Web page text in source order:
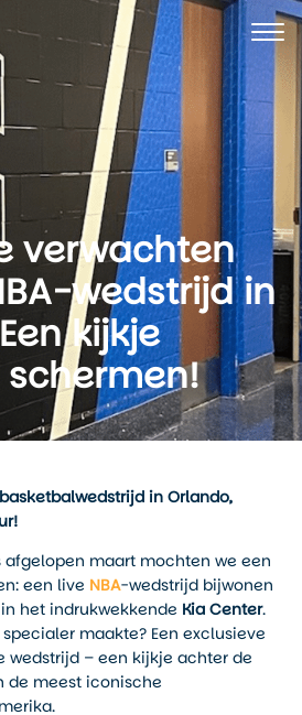
verwachten
wedstrijd in
kijkje
in Orlando,
afgelopen maart mochten we een
een live NBA-wedstrijd bijwonen
in het indrukwekkende Kia Center.
maakte? Een exclusieve
wedstrijd – een kijkje achter de
de meest iconische